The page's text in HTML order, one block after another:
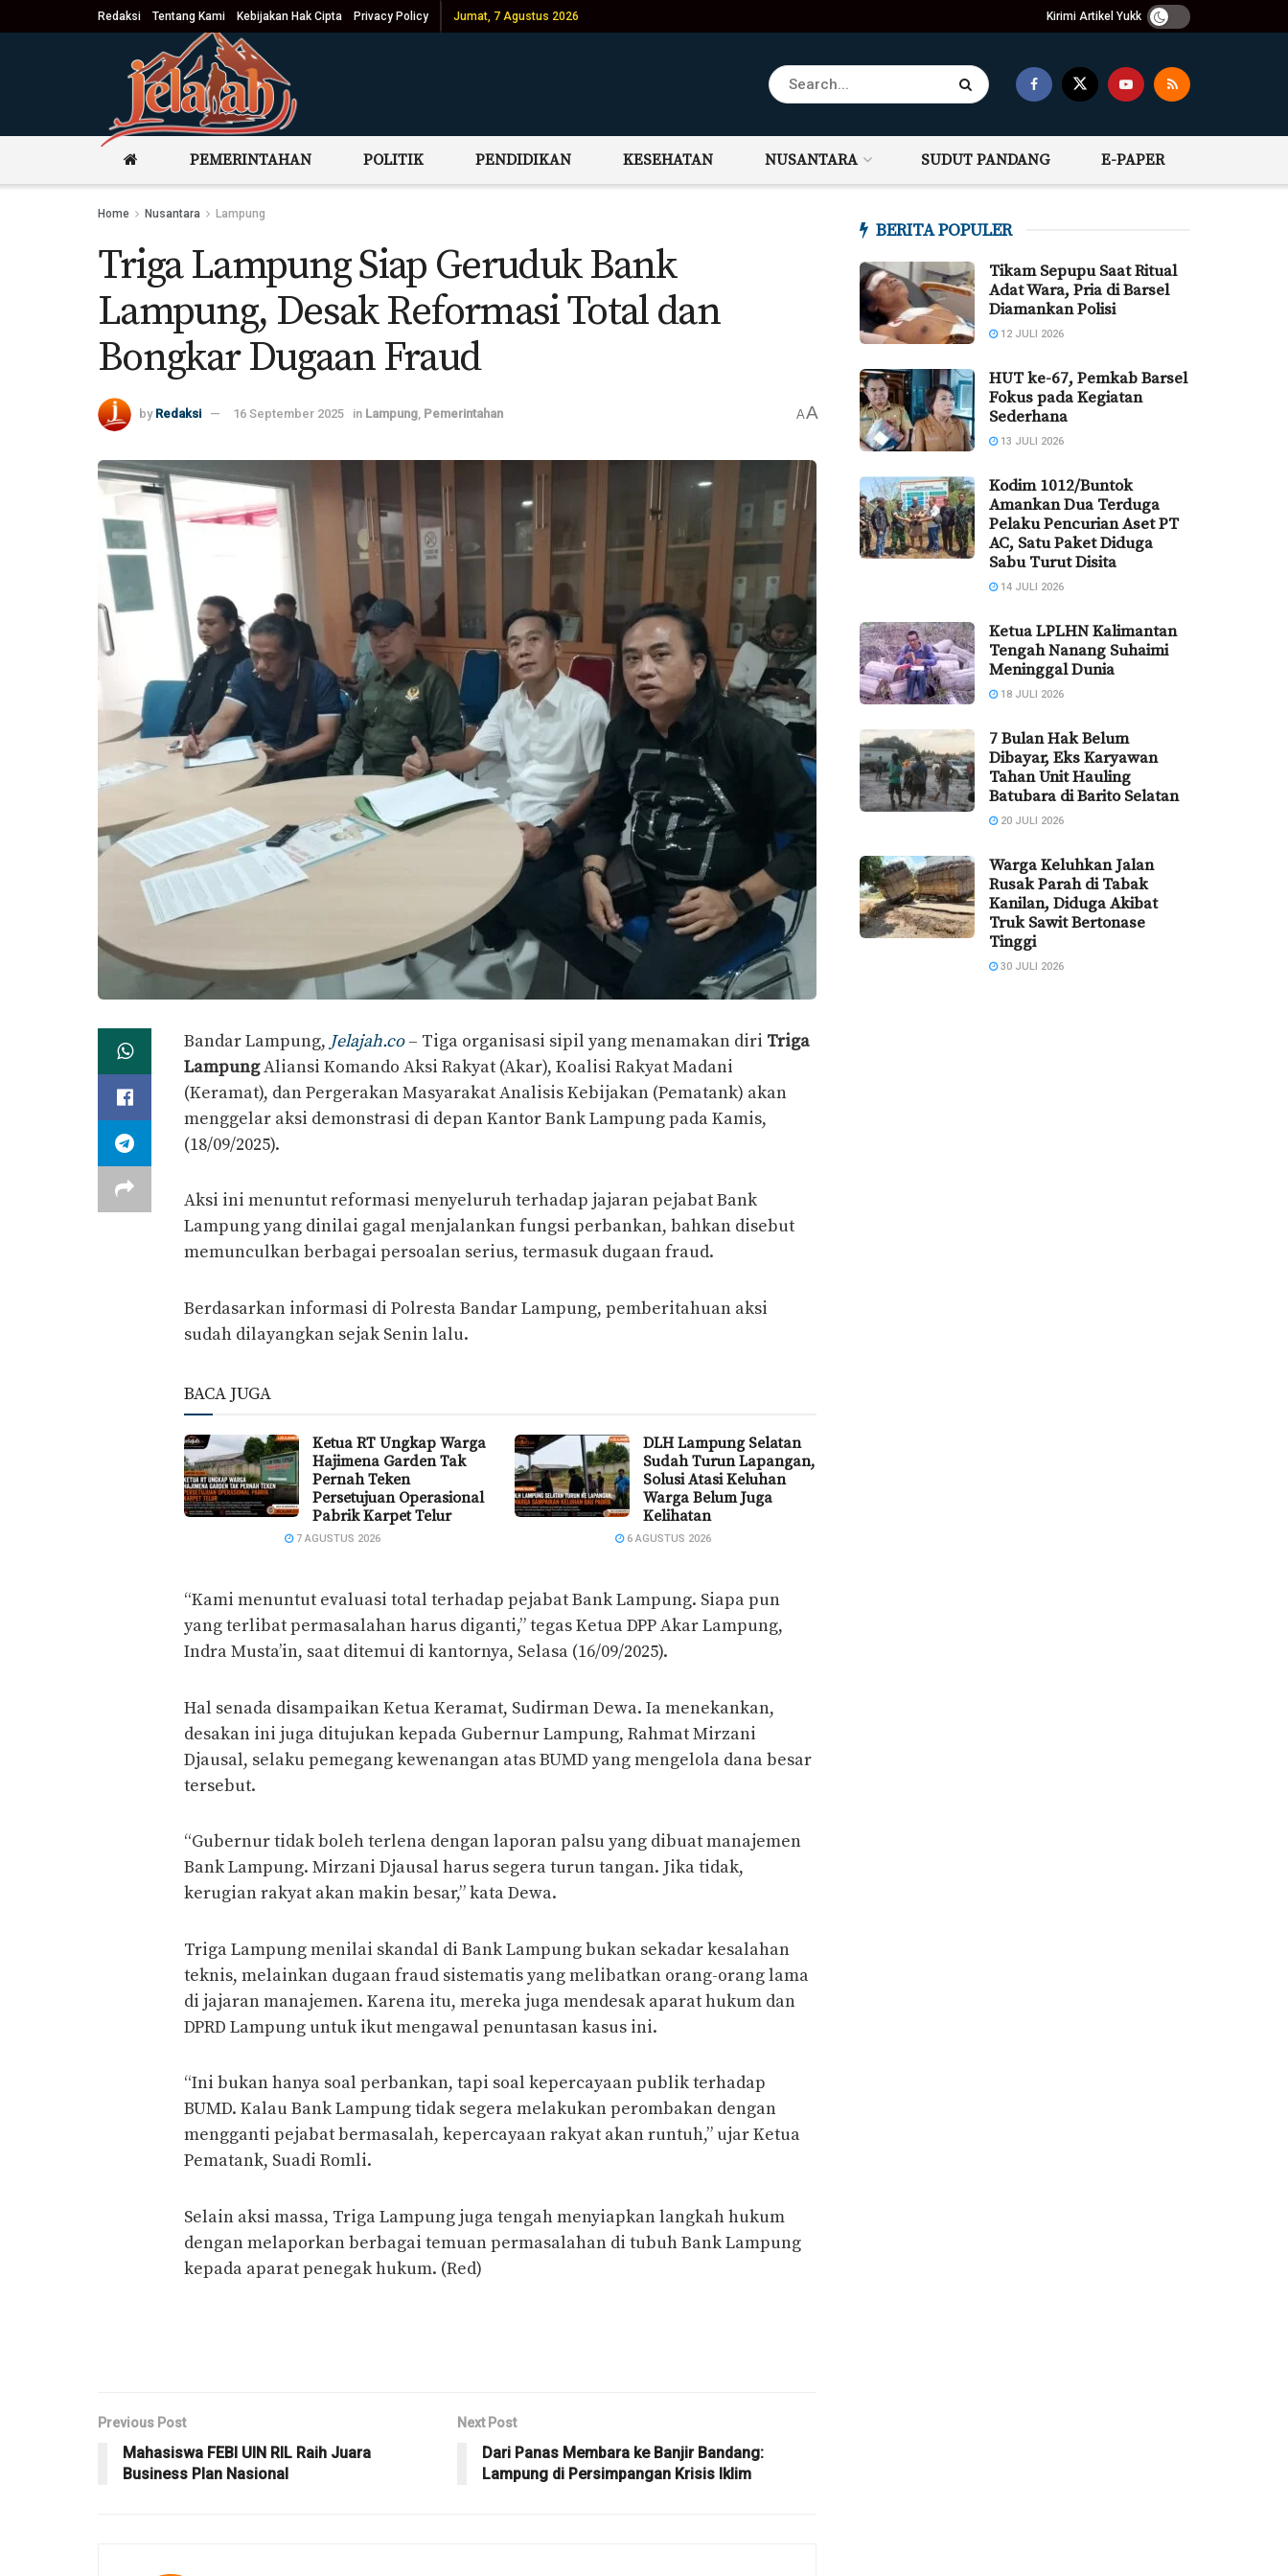
Redaksi Tentang Kami Kebijakan Hak Cipta Privacy Policy Jumat, 7 Agustus 2026 Kirimi Artikel Yukk
PEMERINTAHAN POLITIK PENDIDIKAN KESEHATAN NUSANTARA SUDUT PANDANG E-PAPER
Home Nusantara Lampung
Triga Lampung Siap Geruduk Bank
Lampung, Desak Reformasi Total dan
Bongkar Dugaan Fraud
by Redaksi 16 September 2025 in Lampung Pemerintahan AA
Bandar Lampung, Jelajah.co– Tiga organisasi sipil yang menamakan diri Triga
LampungAliansi Komando Aksi Rakyat (Akar), Koalisi Rakyat Madani
(Keramat), dan Pergerakan Masyarakat Analisis Kebijakan (Pematank) akan
menggelar aksi demonstrasi di depan Kantor Bank Lampung pada Kamis,
(18/09/2025).
Aksi ini menuntut reformasi menyeluruh terhadap jajaran pejabat Bank
Lampung yang dinilai gagal menjalankan fungsi perbankan, bahkan disebut
memunculkan berbagai persoalan serius, termasuk dugaan fraud.
Berdasarkan informasi di Polresta Bandar Lampung, pemberitahuan aksi
sudah dilayangkan sejak Senin lalu.
BACA JUGA
Ketua RT Ungkap Warga
Hajimena Garden Tak
Pernah Teken
Persetujuan Operasional
Pabrik Karpet Telur
7 AGUSTUS 2026
DLH Lampung Selatan
Sudah Turun Lapangan,
Solusi Atasi Keluhan
Warga Belum Juga
Kelihatan
6 AGUSTUS 2026
“Kami menuntut evaluasi total terhadap pejabat Bank Lampung. Siapa pun
yang terlibat permasalahan harus diganti,” tegas Ketua DPP Akar Lampung,
Indra Musta’in, saat ditemui di kantornya, Selasa (16/09/2025).
Hal senada disampaikan Ketua Keramat, Sudirman Dewa. Ia menekankan,
desakan ini juga ditujukan kepada Gubernur Lampung, Rahmat Mirzani
Djausal, selaku pemegang kewenangan atas BUMD yang mengelola dana besar
tersebut.
“Gubernur tidak boleh terlena dengan laporan palsu yang dibuat manajemen
Bank Lampung. Mirzani Djausal harus segera turun tangan. Jika tidak,
kerugian rakyat akan makin besar,” kata Dewa.
Triga Lampung menilai skandal di Bank Lampung bukan sekadar kesalahan
teknis, melainkan dugaan fraud sistematis yang melibatkan orang-orang lama
di jajaran manajemen. Karena itu, mereka juga mendesak aparat hukum dan
DPRD Lampung untuk ikut mengawal penuntasan kasus ini.
“Ini bukan hanya soal perbankan, tapi soal kepercayaan publik terhadap
BUMD. Kalau Bank Lampung tidak segera melakukan perombakan dengan
mengganti pejabat bermasalah, kepercayaan rakyat akan runtuh,” ujar Ketua
Pematank, Suadi Romli.
Selain aksi massa, Triga Lampung juga tengah menyiapkan langkah hukum
dengan melaporkan berbagai temuan permasalahan di tubuh Bank Lampung
kepada aparat penegak hukum. (Red)
Previous Post
Mahasiswa FEBI UIN RIL Raih Juara
Business Plan Nasional
Next Post
Dari Panas Membara ke Banjir Bandang:
Lampung di Persimpangan Krisis Iklim
BERITA POPULER
Tikam Sepupu Saat Ritual
Adat Wara, Pria di Barsel
Diamankan Polisi
12 JULI 2026
HUT ke-67, Pemkab Barsel
Fokus pada Kegiatan
Sederhana
13 JULI 2026
Kodim 1012/Buntok
Amankan Dua Terduga
Pelaku Pencurian Aset PT
AC, Satu Paket Diduga
Sabu Turut Disita
14 JULI 2026
Ketua LPLHN Kalimantan
Tengah Nanang Suhaimi
Meninggal Dunia
18 JULI 2026
7 Bulan Hak Belum
Dibayar, Eks Karyawan
Tahan Unit Hauling
Batubara di Barito Selatan
20 JULI 2026
Warga Keluhkan Jalan
Rusak Parah di Tabak
Kanilan, Diduga Akibat
Truk Sawit Bertonase
Tinggi
30 JULI 2026